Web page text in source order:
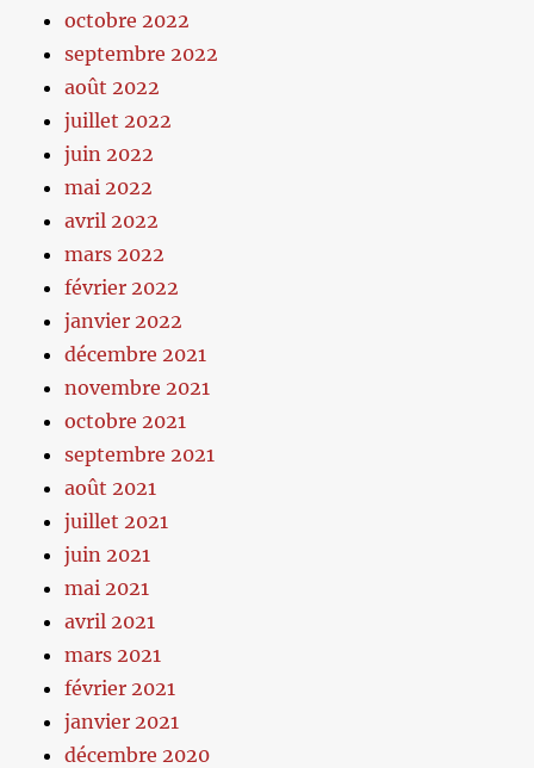
octobre 2022
septembre 2022
août 2022
juillet 2022
juin 2022
mai 2022
avril 2022
mars 2022
février 2022
janvier 2022
décembre 2021
novembre 2021
octobre 2021
septembre 2021
août 2021
juillet 2021
juin 2021
mai 2021
avril 2021
mars 2021
février 2021
janvier 2021
décembre 2020